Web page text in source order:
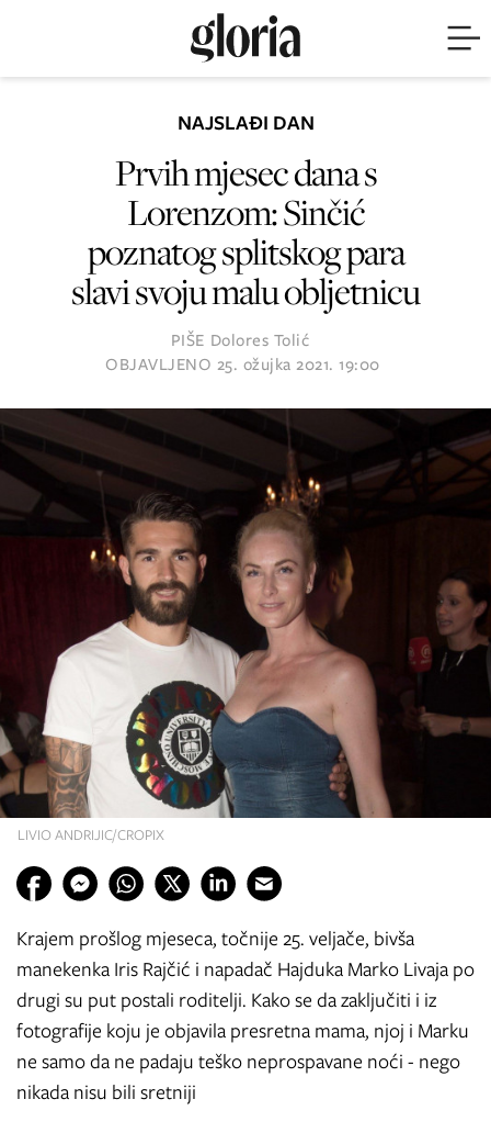
LIVIO ANDRIJIC/CROPIX
NAJSLAĐI DAN
Prvih mjesec dana s
Lorenzom: Sinčić
poznatog splitskog para
slavi svoju malu obljetnicu
PIŠE Dolores Tolić
OBJAVLJENO 25. ožujka 2021. 19:00
Krajem prošlog mjeseca, točnije 25. veljače, bivša
manekenka Iris Rajčić i napadač Hajduka Marko Livaja po
drugi su put postali roditelji. Kako se da zaključiti i iz
fotografije koju je objavila presretna mama, njoj i Marku
ne samo da ne padaju teško neprospavane noći - nego
nikada nisu bili sretniji